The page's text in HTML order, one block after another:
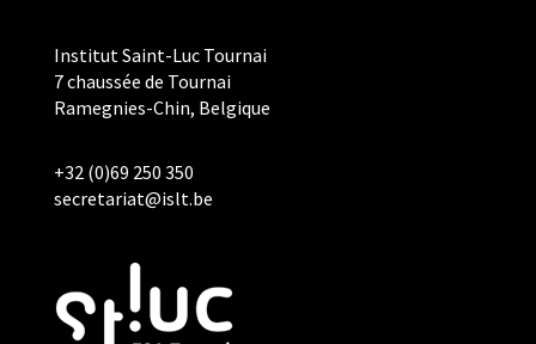
Institut Saint-Luc Tournai
7 chaussée de Tournai
Ramegnies-Chin, Belgique
+32 (0)69 250 350
secretariat@islt.be